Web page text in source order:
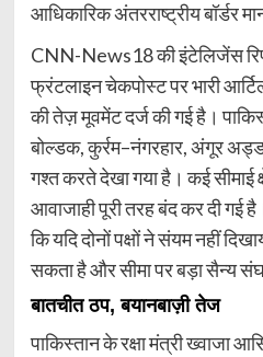
आधिकारिक अंतरराष्ट्रीय बॉर्डर
CNN-News18 की इंटेलिजेंस
फ्रंटलाइन चेकपोस्ट पर भारी
की तेज़ मूवमेंट दर्ज की गई है।
बोल्डक, कुर्रम–नंगरहार, अंगूर
गश्त करते देखा गया है। कई सीमाई
आवाजाही पूरी तरह बंद कर दी गई
कि यदि दोनों पक्षों ने संयम नहीं
सकता है और सीमा पर बड़ा सैन्य
बातचीत ठप, बयानबाज़ी तेज
पाकिस्तान के रक्षा मंत्री ख्वाजा